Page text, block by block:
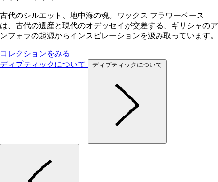
古代のシルエット、地中海の魂。ワックス フラワーベース
は、古代の遺産と現代のオデッセイが交差する、ギリシャのア
ンフォラの起源からインスピレーションを汲み取っています。
コレクションをみる
ディプティックについて
ディプティックについて